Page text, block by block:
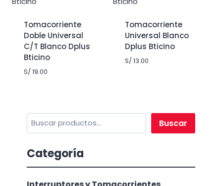
Tomacorriente
Doble Universal
C/T Blanco Dplus
Bticino
S/ 19.00
Tomacorriente
Universal Blanco
Dplus Bticino
S/ 13.00
Buscar Buscar
Categoría